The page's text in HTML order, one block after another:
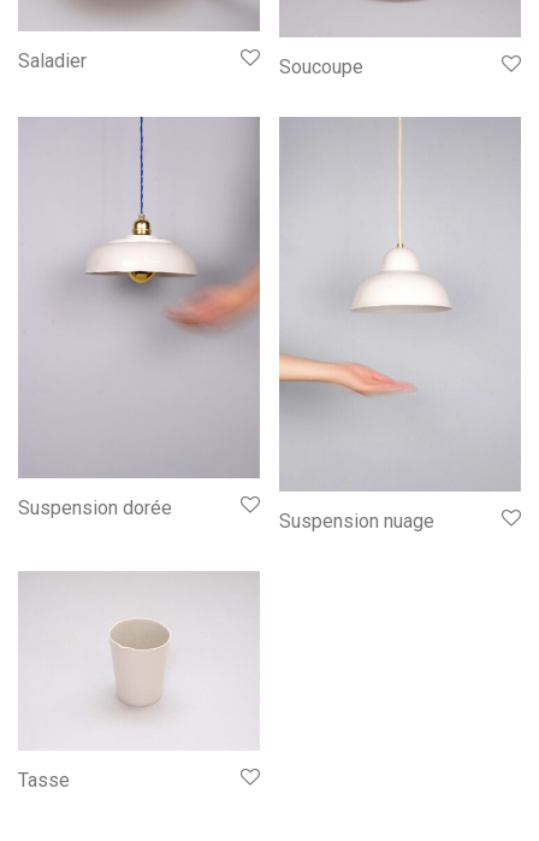
Saladier Soucoupe
Suspension dorée
Suspension nuage
Tasse